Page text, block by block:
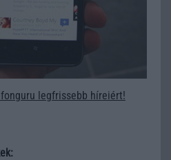
legfrissebb híreiért!